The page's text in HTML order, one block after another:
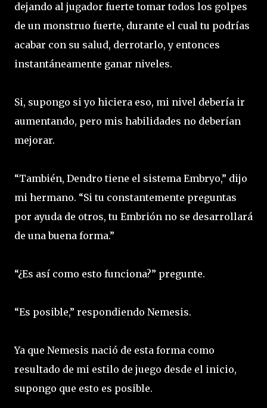
dejando al jugador fuerte tomar todos los golpes
de un monstruo fuerte, durante el cual tu podrías
acabar con su salud, derrotarlo, y entonces
instantáneamente ganar niveles.
Si, supongo si yo hiciera eso, mi nivel debería ir
aumentando, pero mis habilidades no deberían
mejorar.
“También, Dendro tiene el sistema Embryo,” dijo
mi hermano. “Si tu constantemente preguntas
por ayuda de otros, tu Embrión no se desarrollará
de una buena forma.”
“¿Es así como esto funciona?” pregunte.
“Es posible,” respondiendo Nemesis.
Ya que Nemesis nació de esta forma como
resultado de mi estilo de juego desde el inicio,
supongo que esto es posible.